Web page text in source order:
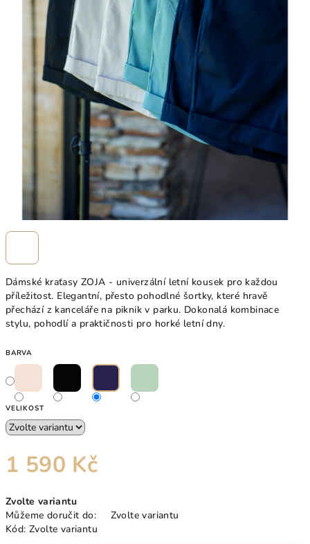
Dámské kraťasy ZOJA - univerzální letní kousek pro každou
příležitost. Elegantní, přesto pohodlné šortky, které hravě
přechází z kanceláře na piknik v parku. Dokonalá kombinace
stylu, pohodlí a praktičnosti pro horké letní dny.
BARVA
VELIKOST
1 590 Kč
cena:
Zvolte variantu
Můžeme doručit do:
Zvolte variantu
Kód: Zvolte variantu